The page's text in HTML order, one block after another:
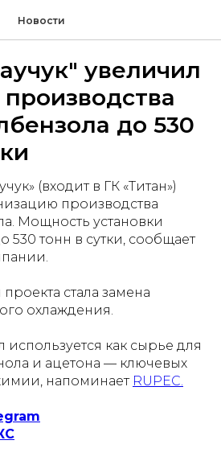
Новости
увеличил
до 530
(входит в ГК «Титан»)
производства
Мощность установки
530 тонн в сутки, сообщает
стала замена
охлаждения.
как сырье для
и ацетона — ключевых
напоминает RUPEC.